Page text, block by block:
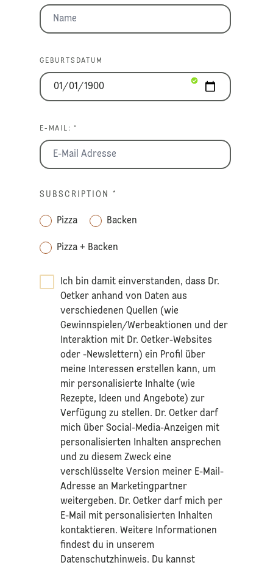
GEBURTSDATUM
E-MAIL: *
SUBSCRIPTION *
Pizza Backen
Pizza + Backen
Ich bin damit einverstanden, dass Dr.
Oetker anhand von Daten aus
verschiedenen Quellen (wie
Gewinnspielen/Werbeaktionen und der
Interaktion mit Dr. Oetker-Websites
oder -Newslettern) ein Profil über
meine Interessen erstellen kann, um
mir personalisierte Inhalte (wie
Rezepte, Ideen und Angebote) zur
Verfügung zu stellen. Dr. Oetker darf
mich über Social-Media-Anzeigen mit
personalisierten Inhalten ansprechen
und zu diesem Zweck eine
verschlüsselte Version meiner E-Mail-
Adresse an Marketingpartner
weitergeben. Dr. Oetker darf mich per
E-Mail mit personalisierten Inhalten
kontaktieren. Weitere Informationen
findest du in unserem
Datenschutzhinweis. Du kannst